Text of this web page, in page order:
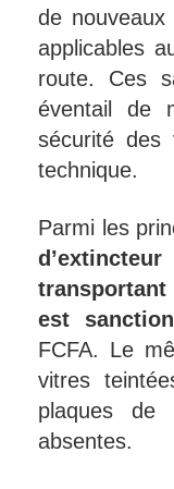
de nouveaux
applicables
route. Ces
éventail de
sécurité des
technique.
Parmi les
transportant
est
FCFA. Le
vitres
plaques de
absentes.